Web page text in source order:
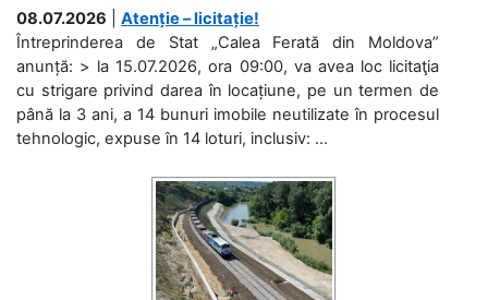
08.07.2026
Atenție – licitație!
Întreprinderea de Stat „Calea Ferată din Moldova”
anunță: > la 15.07.2026, ora 09:00, va avea loc licitaţia
cu strigare privind darea în locațiune, pe un termen de
până la 3 ani, a 14 bunuri imobile neutilizate în procesul
tehnologic, expuse în 14 loturi, inclusiv: ...